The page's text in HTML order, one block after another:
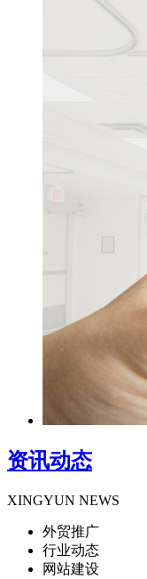
资讯动态
XINGYUN NEWS
外贸推广
行业动态
网站建设